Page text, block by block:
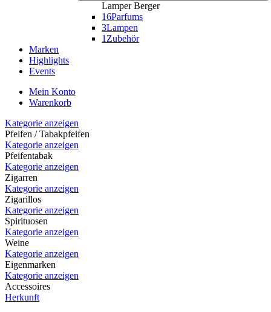
Lamper Berger
16Parfums
3Lampen
1 Zubehör
Marken
Highlights
Events
Mein Konto
Warenkorb
Kategorie anzeigen
Pfeifen / Tabakpfeifen
Kategorie anzeigen
Pfeifentabak
Kategorie anzeigen
Zigarren
Kategorie anzeigen
Zigarillos
Kategorie anzeigen
Spirituosen
Kategorie anzeigen
Weine
Kategorie anzeigen
Eigenmarken
Kategorie anzeigen
Accessoires
Herkunft